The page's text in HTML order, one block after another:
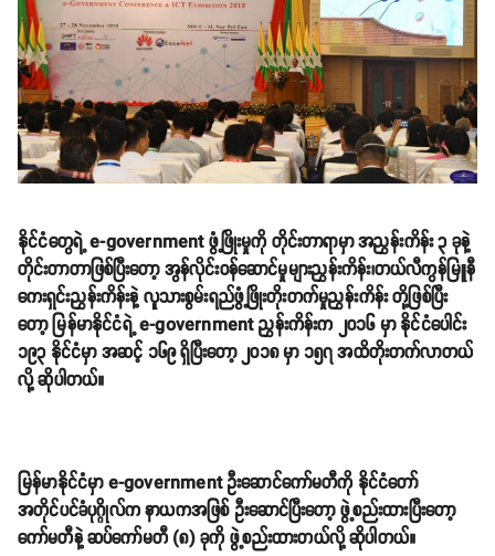
နိုင်ငံတွေရဲ့ e-government ဖွံ့ဖြိုးမှုကို တိုင်းတာရာမှာ အညွှန်းကိန်း ၃ ခုနဲ့
တိုင်းတာတာဖြစ်ပြီးတော့ အွန်လိုင်းဝန်ဆောင်မှုများညွှန်းကိန်း၊တယ်လီကွန်မြူနီ
ကေးရှင်းညွှန်းကိန်းနဲ့ လူသားစွမ်းရည်ဖွံ့ဖြိုးတိုးတက်မှုညွှန်းကိန်း တို့ဖြစ်ပြီး
တော့ မြန်မာနိုင်ငံရဲ့ e-government ညွှန်းကိန်းက ၂၀၁၆ မှာ နိုင်ငံပေါင်း
၁၉၃ နိုင်ငံမှာ အဆင့် ၁၆၉ ရှိပြီးတော့ ၂၀၁၈ မှာ ၁၅၇ အထိတိုးတက်လာတယ်
လို့ ဆိုပါတယ်။
မြန်မာနိုင်ငံမှာ e-government ဦးဆောင်ကော်မတီကို နိုင်ငံတော်
အတိုင်ပင်ခံပုဂ္ဂိုလ်က နာယကအဖြစ် ဦးဆောင်ပြီးတော့ ဖွဲ့စည်းထားပြီးတော့
ကော်မတီနဲ့ ဆပ်ကော်မတီ (၈) ခုကို ဖွဲ့စည်းထားတယ်လို့ ဆိုပါတယ်။